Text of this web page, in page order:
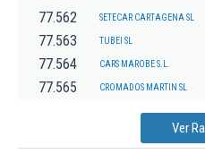
77.562 SETECAR CARTAGENA SL
77.563 TUBEI SL
77.564 CARS MAROBE S.L.
77.565 CROMADOS MARTIN SL
Ver